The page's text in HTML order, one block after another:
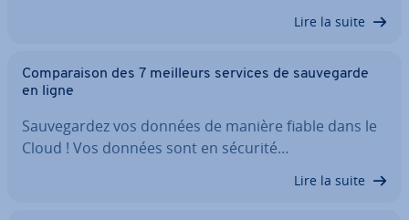
Lire la suite
Com­pa­rai­son des 7 meilleurs services de sau­ve­garde
en ligne
Sau­ve­gar­dez vos données de manière fiable dans le
Cloud ! Vos données sont en sécurité…
Lire la suite